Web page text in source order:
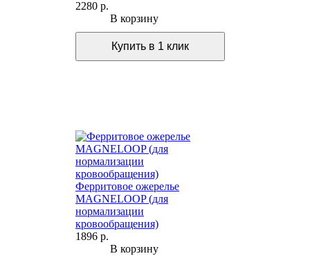
2280 р.
В корзину
Ферритовое ожерелье
MAGNELOOP (для
нормализации
кровообращения)
1896 р.
В корзину